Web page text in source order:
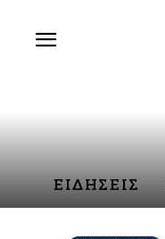
ΕΙΔΗΣΕΙΣ